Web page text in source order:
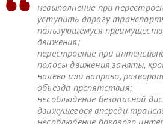
невыполнение при
уступить дорогу
пользующемуся
движения;
перестроение при
полосы движения заняты,
налево или направо,
объезда препятствия;
несоблюдение безопасной
движущегося впереди
несоблюдение бокового